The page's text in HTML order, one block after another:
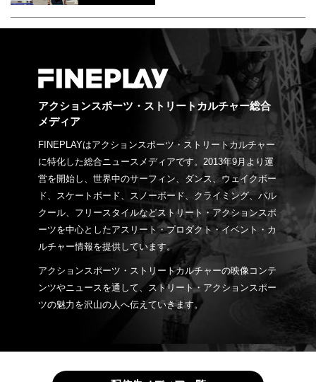
アクションスポーツ・ストリートカルチャー総合
メディア
FINEPLAYはアクションスポーツ・ストリートカルチャー
に特化した総合ニュースメディアです。2013年9月より運
営を開始し、世界中のサーフィン、ダンス、ウェイクボー
ド、スケートボード、スノーボード、クライミング、パル
クール、フリースタイルなどストリート・アクションスポ
ーツを中心としたアスリート・プロダクト・イベント・カ
ルチャー情報を提供しています。
アクションスポーツ・ストリートカルチャーの映像コンテ
ンツやニュースを通して、ストリート・アクションスポー
ツの魅力を沢山の人へ伝えていきます。